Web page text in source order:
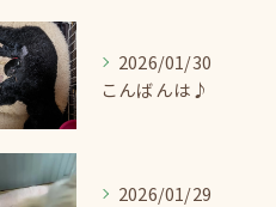
2026/01/30
こんばんは♪
2026/01/29